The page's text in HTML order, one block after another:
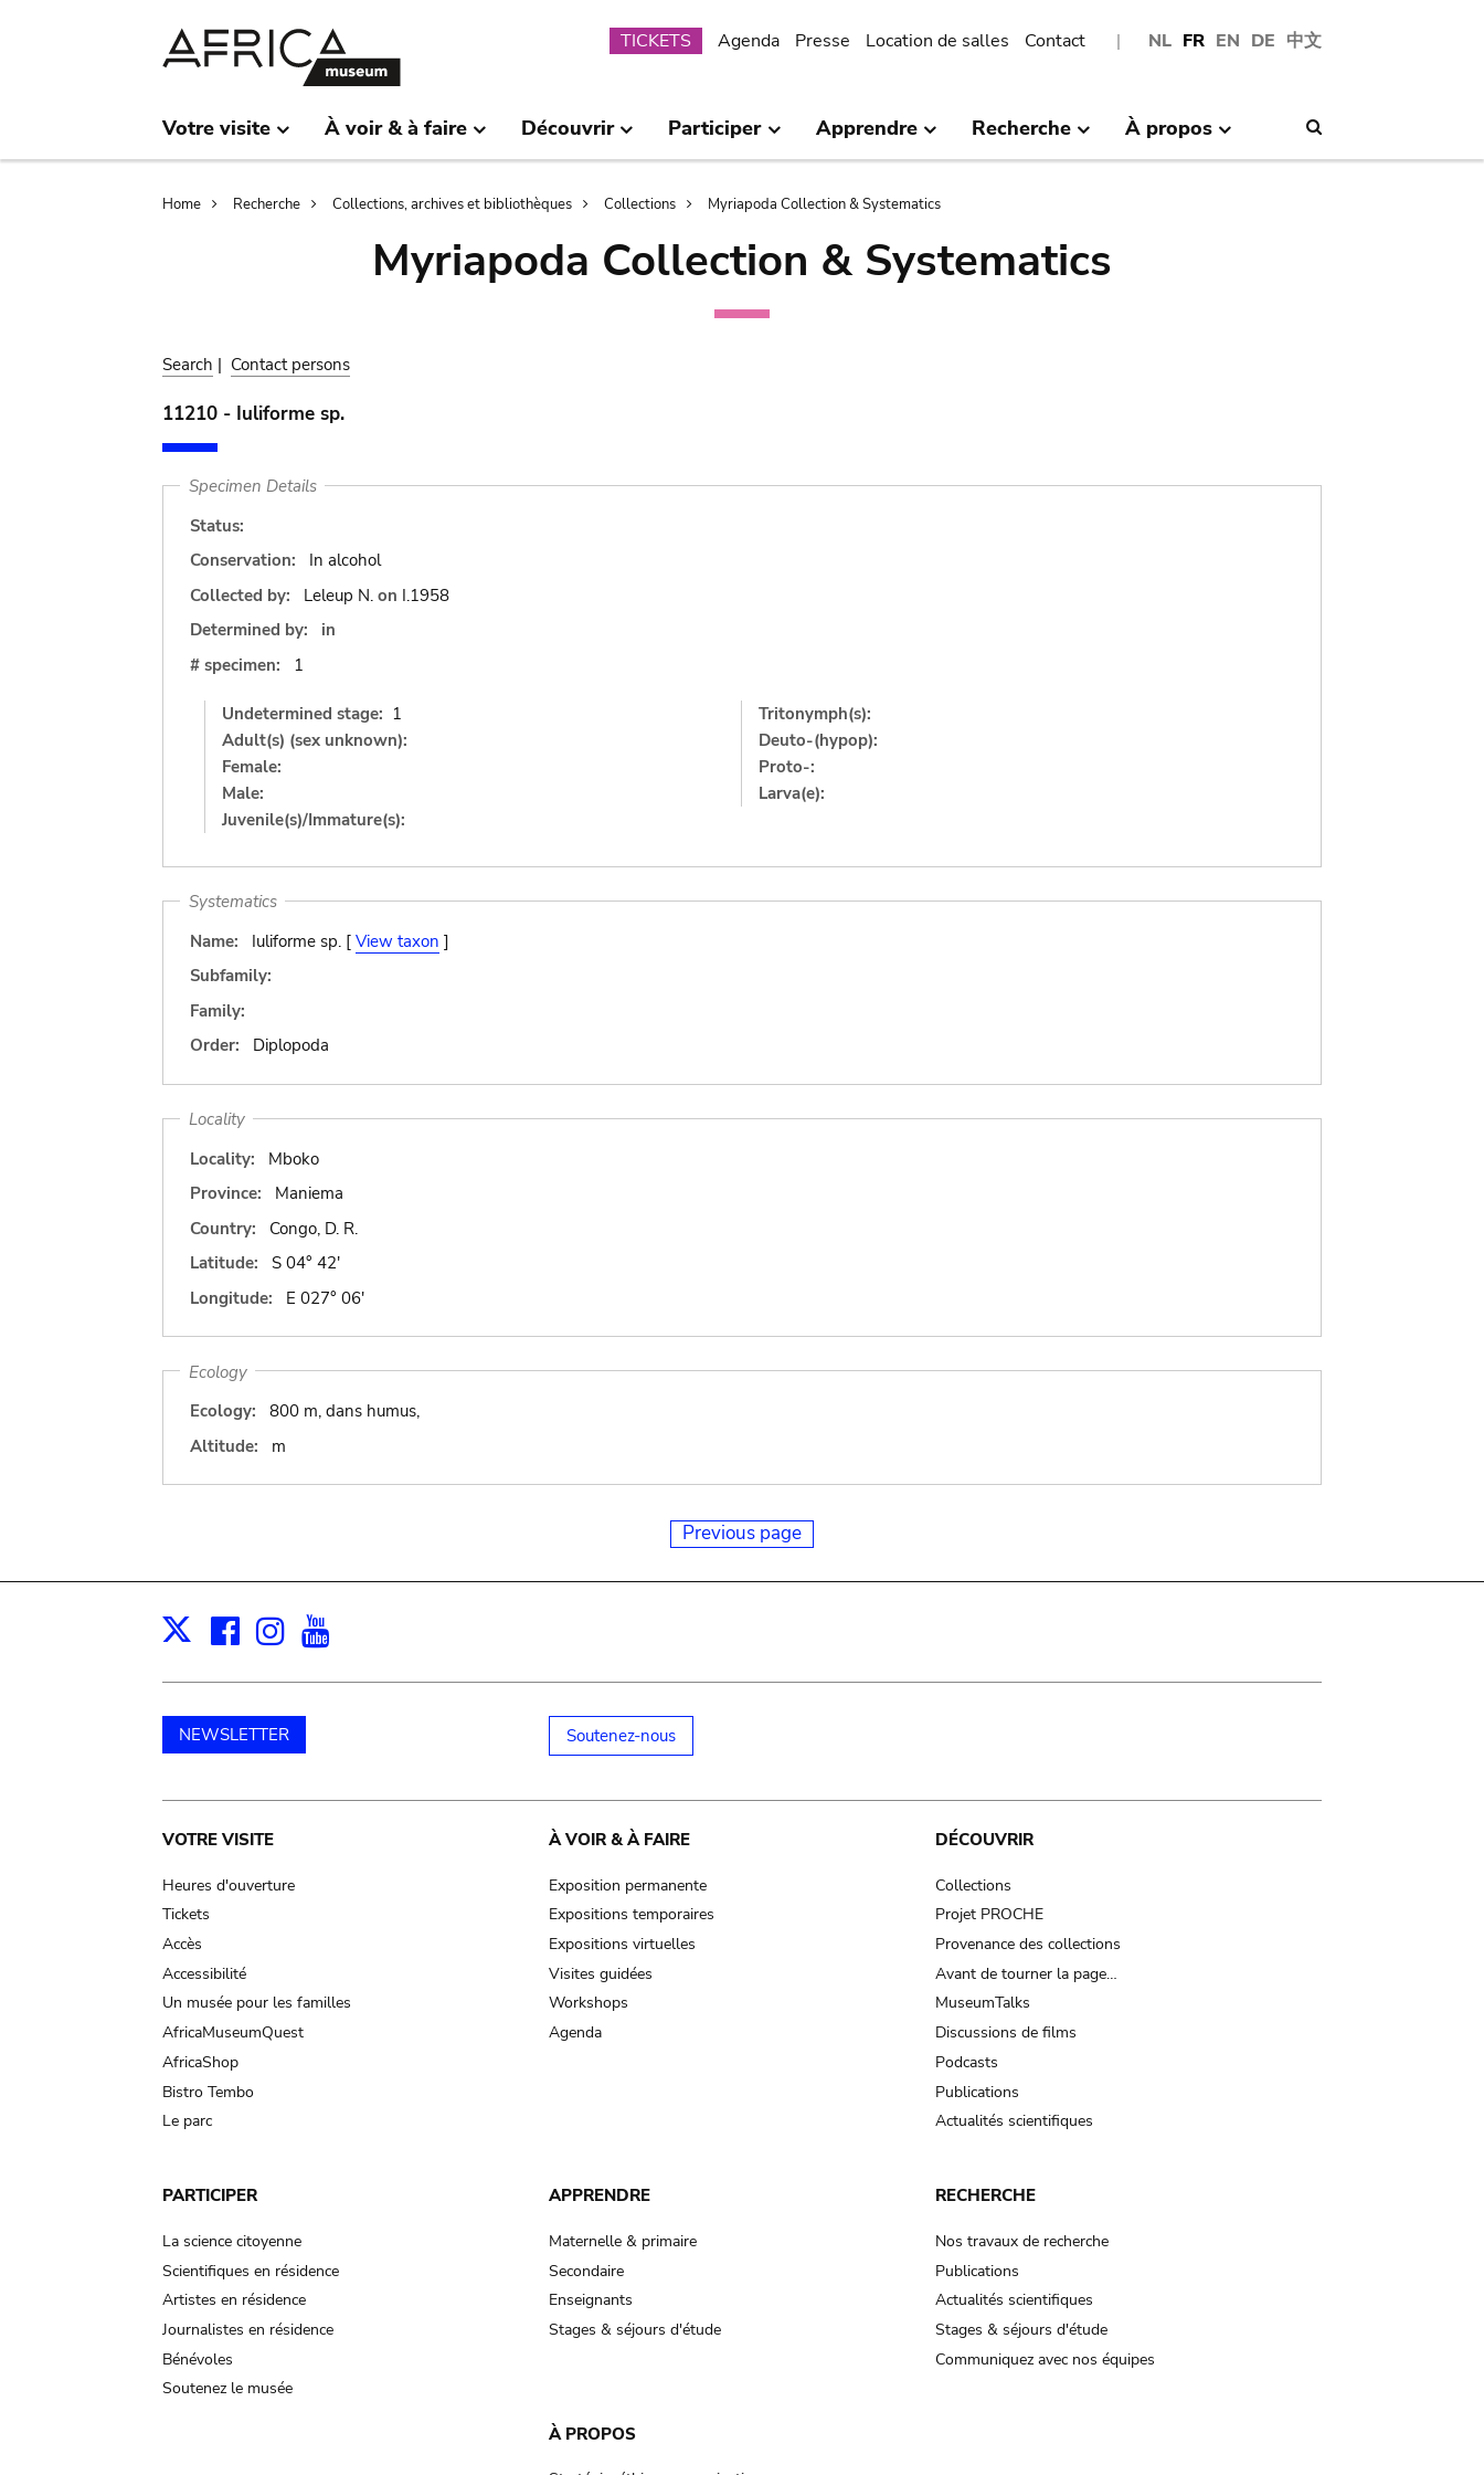
NL FR EN DE 中文
Submenu
TICKETS Agenda Presse Location de salles Contact
Votre visite À voir & à faire Découvrir Participer Apprendre Recherche À propos
Breadcrumb
Home Recherche Collections, archives et bibliothèques Collections Myriapoda Collection & Systematics
Myriapoda Collection & Systematics
Search | Contact persons
11210 - Iuliforme sp.
Specimen Details
Status:
Conservation:
In alcohol
Collected by:
Leleup N. on I.1958
Determined by:
in
# specimen:
1
Undetermined stage: 1
Adult(s) (sex unknown):
Female:
Male:
Juvenile(s)/Immature(s):
Tritonymph(s):
Deuto-(hypop):
Proto-:
Larva(e):
Systematics
Name:
Iuliforme sp. [ View taxon ]
Subfamily:
Family:
Order:
Diplopoda
Locality
Locality:
Mboko
Province:
Maniema
Country:
Congo, D. R.
Latitude:
S 04° 42'
Longitude:
E 027° 06'
Ecology
Ecology:
800 m, dans humus,
Altitude:
m
Previous page
X Facebook
Instagram
NEWSLETTER Soutenez-nous
Main
navigation
VOTRE VISITE
Heures d'ouverture
Tickets
Accès
Accessibilité
Un musée pour les familles
AfricaMuseumQuest
AfricaShop
Bistro Tembo
Le parc
À VOIR & À FAIRE
Exposition permanente
Expositions temporaires
Expositions virtuelles
Visites guidées
Workshops
Agenda
DÉCOUVRIR
Collections
Projet PROCHE
Provenance des collections
Avant de tourner la page…
MuseumTalks
Discussions de films
Podcasts
Publications
Actualités scientifiques
PARTICIPER
La science citoyenne
Scientifiques en résidence
Artistes en résidence
Journalistes en résidence
Bénévoles
Soutenez le musée
APPRENDRE
Maternelle & primaire
Secondaire
Enseignants
Stages & séjours d'étude
RECHERCHE
Nos travaux de recherche
Publications
Actualités scientifiques
Stages & séjours d'étude
Communiquez avec nos équipes
À PROPOS